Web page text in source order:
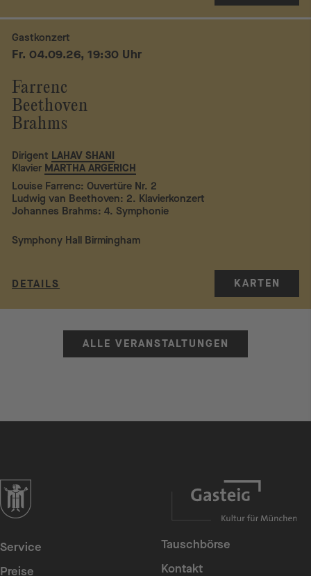
Farrenc
Beethoven
Brahms
Gastkonzert
Fr. 04.09.26, 19:30 Uhr
Dirigent LAHAV SHANI
Klavier MARTHA ARGERICH
Louise Farrenc: Ouvertüre Nr. 2
Ludwig van Beethoven: 2. Klavierkonzert
Johannes Brahms: 4. Symphonie
Symphony Hall Birmingham
DETAILS KARTEN
ALLE VERANSTALTUNGEN
zur Website der Landeshauptstadt München
Service
Preise
Tauschbörse
Kontakt